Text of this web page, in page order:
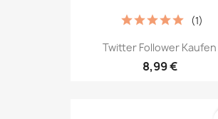
Twitter Follower Kaufen
8,99 €
(1)